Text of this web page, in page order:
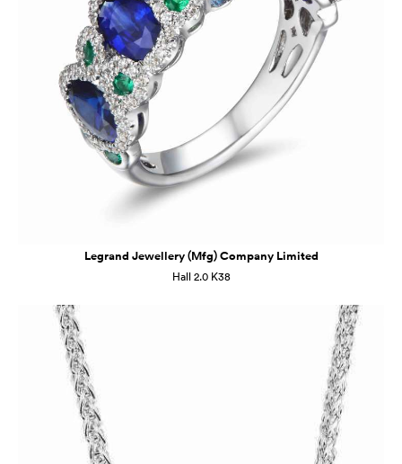
Legrand Jewellery (Mfg) Company Limited
Hall 2.0 K38